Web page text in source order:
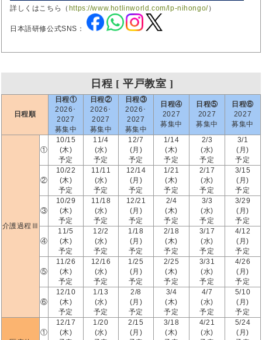
詳しくはこちら（ https://www.hotlinworld.com/lp-nihongo/）
日本語研修公式SNS：
日程 [ 平戸教室 ]
日程順
日程①
2026･
2027
募集中
日程②
2026･
2027
募集中
日程③
2026･
2027
募集中
日程④
2027
募集中
日程⑤
2027
募集中
日程⑥
2027
募集中
介護過程Ⅲ
①
10/15
(木)
予定
11/4
(水)
予定
12/7
(月)
予定
1/14
(木)
予定
2/3
(水)
予定
3/1
(月)
予定
②
10/22
(木)
予定
11/11
(水)
予定
12/14
(月)
予定
1/21
(木)
予定
2/17
(水)
予定
3/15
(月)
予定
③
10/29
(木)
予定
11/18
(水)
予定
12/21
(月)
予定
2/4
(木)
予定
3/3
(水)
予定
3/29
(月)
予定
④
11/5
(木)
予定
12/2
(水)
予定
1/18
(月)
予定
2/18
(木)
予定
3/17
(水)
予定
4/12
(月)
予定
⑤
11/26
(木)
予定
12/16
(水)
予定
1/25
(月)
予定
2/25
(木)
予定
3/31
(水)
予定
4/26
(月)
予定
⑥
12/10
(木)
予定
1/13
(水)
予定
2/8
(月)
予定
3/4
(木)
予定
4/7
(水)
予定
5/10
(月)
予定
①
12/17
(木)
1/20
(水)
2/15
(月)
3/18
(木)
4/21
(水)
5/24
(月)